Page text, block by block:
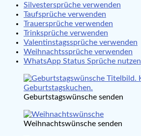
Silvestersprüche verwenden
Taufsprüche verwenden
Trauersprüche verwenden
Trinksprüche verwenden
Valentinstagssprüche verwenden
Weihnachtssprüche verwenden
WhatsApp Status Sprüche nutzen
Geburtstagswünsche senden
Weihnachtswünsche senden